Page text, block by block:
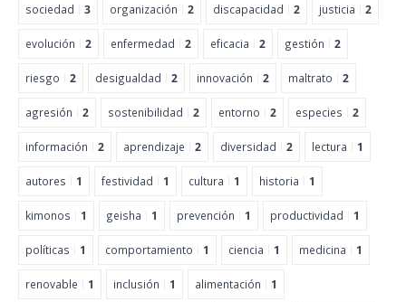
sociedad 3 organización 2 discapacidad 2 justicia 2
evolución 2 enfermedad 2 eficacia 2 gestión 2
riesgo 2 desigualdad 2 innovación 2 maltrato 2
agresión 2 sostenibilidad 2 entorno 2 especies 2
información 2 aprendizaje 2 diversidad 2 lectura 1
autores 1 festividad 1 cultura 1 historia 1
kimonos 1 geisha 1 prevención 1 productividad 1
políticas 1 comportamiento 1 ciencia 1 medicina 1
renovable 1 inclusión 1 alimentación 1